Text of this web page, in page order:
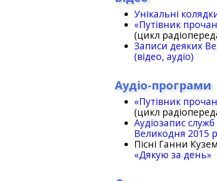
Унікальні
«Путівник
(цикл
Записи деяких
(відео, аудіо)
Аудіо-програми
«Путівник
(цикл
Аудіозапис
Великодня 2015
Пісні Ганни
«Дякую за день»